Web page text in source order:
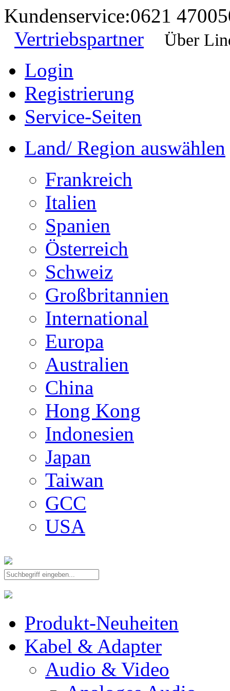
Kundenservice:0621
Vertriebspartner
Über
Login
Registrierung
Service-Seiten
Land/ Region auswählen
Frankreich
Italien
Spanien
Österreich
Schweiz
Großbritannien
International
Europa
Australien
China
Hong Kong
Indonesien
Japan
Taiwan
GCC
USA
Produkt-Neuheiten
Kabel & Adapter
Audio & Video